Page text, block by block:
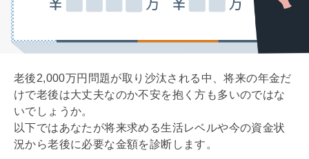
老後2,000万円問題が取り沙汰される中、将来の年金だ
けで老後は大丈夫なのか不安を抱く方も多いのではな
いでしょうか。
以下ではあなたが将来求める生活レベルや今の資金状
況から老後に必要な金額を診断します。